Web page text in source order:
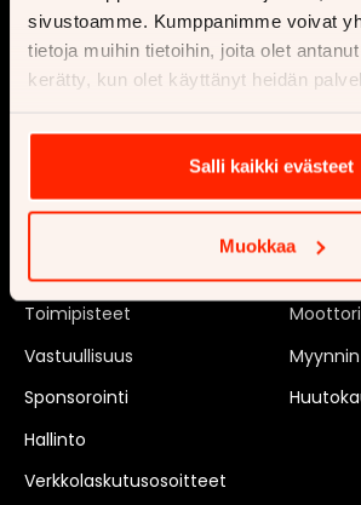
sivustoamme. Kumppanimme voivat
tietoja muihin tietoihin, joita olet
kerätty, kun olet käyttänyt heidän
Salli kaikki evästeet
Muokkaa
Yritys
Rekrytointi
Toimipisteet
Vastuullisuus
Sponsorointi
Hallinto
Verkkolaskutusosoitteet
Osta